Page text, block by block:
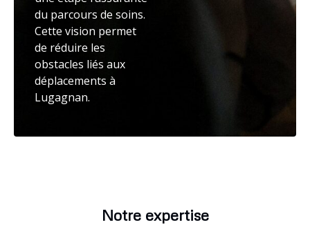
du parcours de soins.
Cette vision permet
de réduire les
obstacles liés aux
déplacements à
Lugagnan.
Notre expertise